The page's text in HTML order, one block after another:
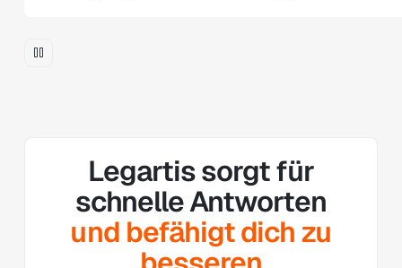
Legartis sorgt für
schnelle Antworten
und befähigt dich zu